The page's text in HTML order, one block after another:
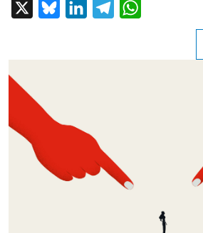
BlueskyLinkedInTelegram